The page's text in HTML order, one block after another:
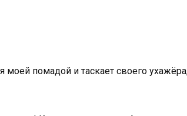
помадой и таскает своего